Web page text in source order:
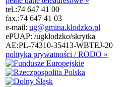
tel.:74 647 41 00
fax.:74 647 41 03
e-mail: ug@gmina.klodzko.pl
ePUAP: /ugklodzko/skrytka
AE:PL-74310-35413-WBTEJ-20
polityka prywatności / RODO »